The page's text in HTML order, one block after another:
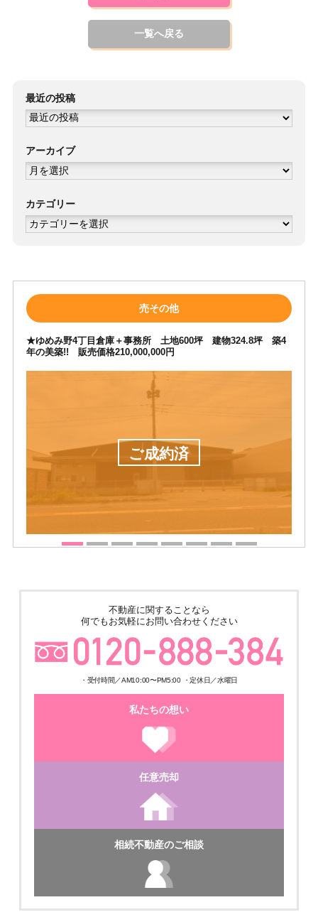
一覧へ戻る
最近の投稿
アーカイブ
ア
ー
カ
カテゴリー
カ
テ
ゴ
売その他
★ゆめみ野4丁目倉庫＋事務所 土地600坪 建物324.8坪 築4
年の美築!! 販売価格210,000,000円
ご成約済
不動産に関することなら
何でもお気軽にお問い合わせください
・受付時間／AM10:00〜PM5:00 ・定休日／水曜日
私たちの想い
任意売却
相続不動産のご相談